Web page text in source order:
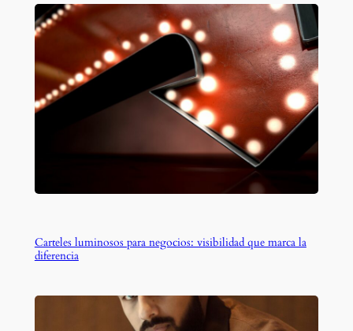
Carteles luminosos para negocios: visibilidad que marca la
diferencia